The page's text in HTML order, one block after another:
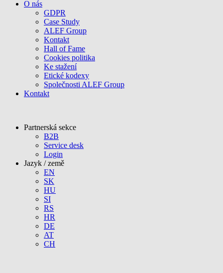
O nás
GDPR
Case Study
ALEF Group
Kontakt
Hall of Fame
Cookies politika
Ke stažení
Etické kodexy
Společnosti ALEF Group
Kontakt
Partnerská sekce
B2B
Service desk
Login
Jazyk / země
EN
SK
HU
SI
RS
HR
DE
AT
CH